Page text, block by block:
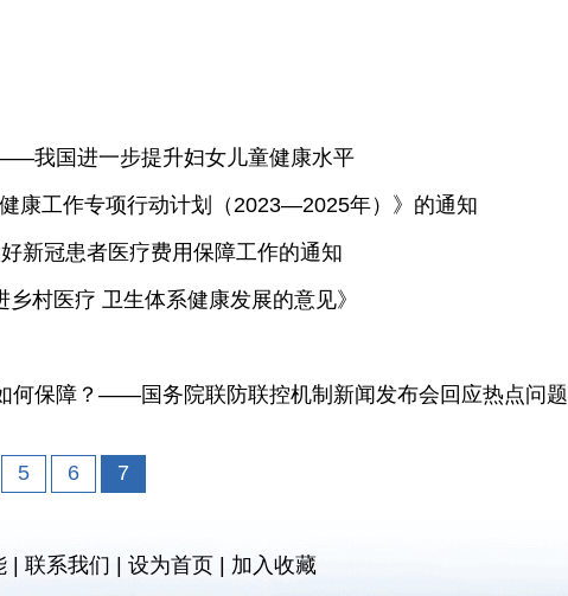
我国进一步提升妇女儿童健康水平
康工作专项行动计划（2023—2025年）》的通知
新冠患者医疗费用保障工作的通知
村医疗 卫生体系健康发展的意见》
何保障？——国务院联防联控机制新闻发布会回应热点问题
5 6 7
| 联系我们 设为首页| 加入收藏